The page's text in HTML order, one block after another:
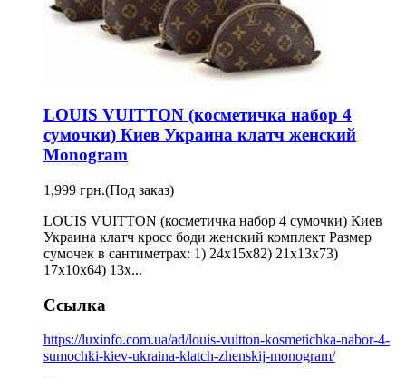
LOUIS VUITTON (косметичка набор 4
сумочки) Киев Украина клатч женский
Monogram
1,999 грн.(Под заказ)
LOUIS VUITTON (косметичка набор 4 сумочки) Киев
Украина клатч кросс боди женский комплект Размер
сумочек в сантиметрах: 1) 24х15х82) 21х13х73)
17х10х64) 13х...
Ссылка
https://luxinfo.com.ua/ad/louis-vuitton-kosmetichka-nabor-4-
sumochki-kiev-ukraina-klatch-zhenskij-monogram/